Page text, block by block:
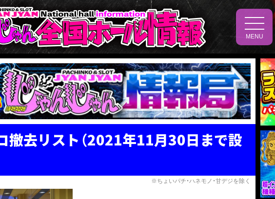
t
o
g
g
l
MENU
撤去リスト（2021年11月30日まで設
※ちょいパチ・ハネモノ・甘デジを除く